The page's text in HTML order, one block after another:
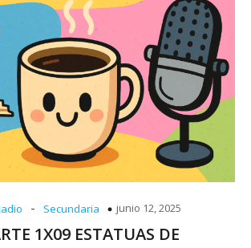
- Secundaria junio 12, 2025
1X09 ESTATUAS DE